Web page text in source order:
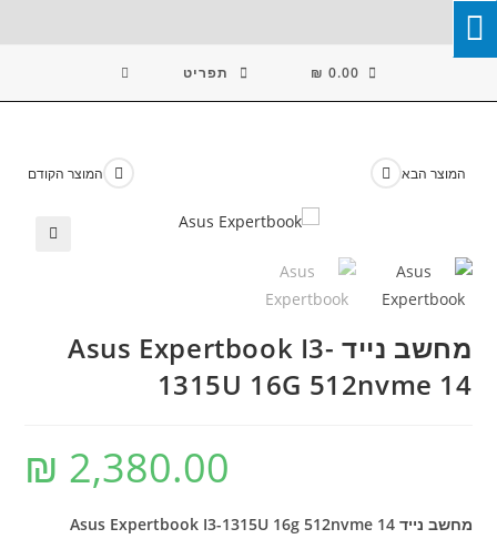
Skip
To
₪ 0.00 תפריט
המוצר הקודם המוצר הבא
מחשב נייד Asus Expertbook I3-
1315U 16G 512nvme 14
₪ 2,380.00
מחשב נייד Asus Expertbook I3-1315U 16g 512nvme 14